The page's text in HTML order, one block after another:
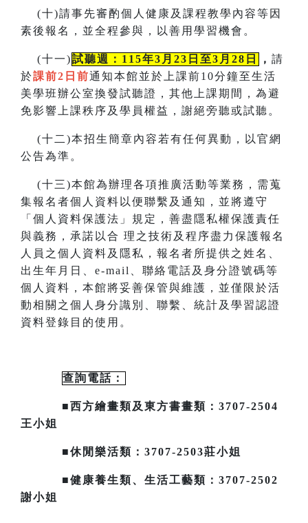
(十)請事先審酌個人健康及課程教學內容等因
素後報名，並全程參與，以善用學習機會。
(十一)試聽週：115年3月23日至3月28日 ， 請
於課前2日前通知本館並於上課前10分鐘至生活
美學班辦公室換發試聽證， 其他上課期間，為避
免影響上課秩序及學員權益，謝絕旁聽或試聽。
(十二)本招生簡章內容若有任何異動 ，
以官網
公告為準。
(十三)本館為辦理各項推廣活動等業務，需蒐
集報名者個人資料以便聯繫及通知，並將遵守
「個人資料保護法」規定，善盡隱私權保護責任
與義務，承諾以合 理之技術及程序盡力保護報名
人員之個人資料及隱私，報名者所提供之姓名、
出生年月日、 e-mail
、聯絡電話及身分證號碼等
個人資料，本館將妥善保管與維護，並僅限於活
動相關之個人身分識別、聯繫、統計及 學習認證
資料登錄目的使用。
查詢電話：
■西方繪畫類及東方書畫類：3707-2504
王小姐
■休閒樂活類：3707-2503莊小姐
■健康養生類、生活工藝類：3707-2502
謝小姐